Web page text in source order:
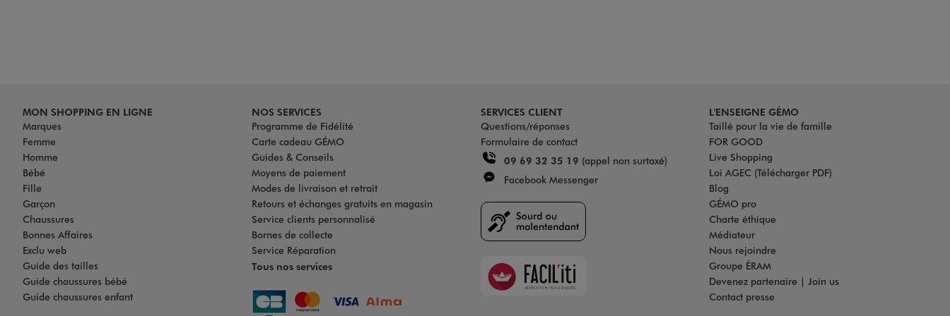
MON SHOPPING EN LIGNE
Marques
Femme
Homme
Bébé
Fille
Garçon
Chaussures
Bonnes Affaires
Exclu web
Guide des tailles
Guide chaussures bébé
Guide chaussures enfant
NOS SERVICES
Programme de Fidélité
Carte cadeau GÉMO
Guides & Conseils
Moyens de paiement
Modes de livraison et retrait
Retours et échanges gratuits en magasin
Service clients personnalisé
Bornes de collecte
Service Réparation
Tous nos services
SERVICES CLIENT
Questions/réponses
Formulaire de contact
09 69 32 35 19 (appel non surtaxé)
Facebook Messenger
Faciliti
L'ENSEIGNE GÉMO
Taillé pour la vie de famille
FOR GOOD
Live Shopping
Loi AGEC (Télécharger PDF)
Blog
GÉMO pro
Charte éthique
Médiateur
Nous rejoindre
Groupe ÉRAM
Devenez partenaire | Join us
Contact presse